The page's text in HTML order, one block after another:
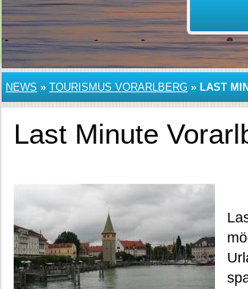
NEWS » TOURISMUS VORARLBERG » LAST
Last Minute